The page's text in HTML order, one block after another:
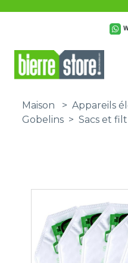
Maison > Appareils
Gobelins > Sacs et